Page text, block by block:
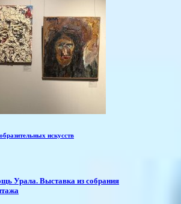
искусств
Урала. Выставка из собрания